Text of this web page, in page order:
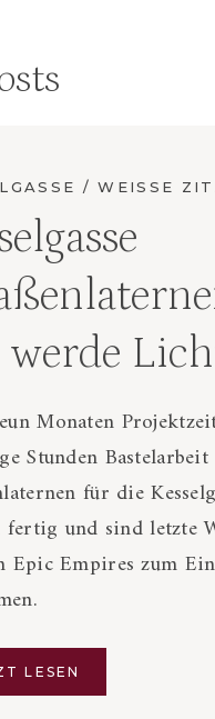
/ WEISSE
werde
Monaten
Stunden
für die
fertig und sind letzte
Epic Empires zum
LESEN